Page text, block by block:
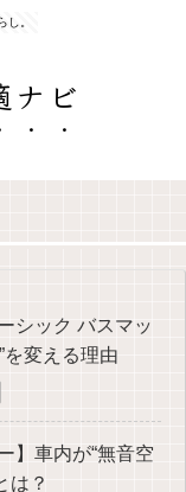
し。
ナビ
シック バスマッ
を変える理由
】車内が“無音空
は？